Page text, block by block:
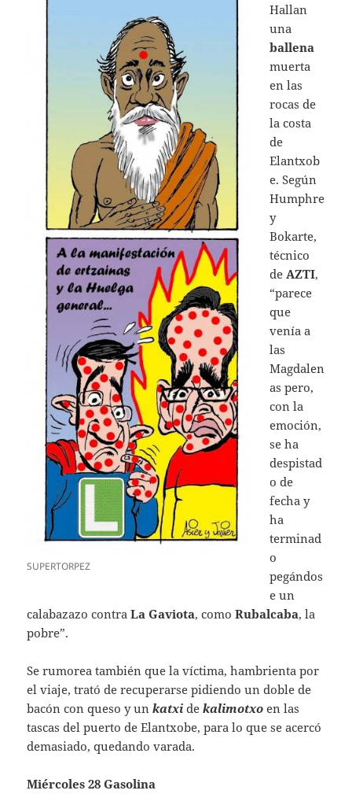
SUPERTORPEZ
Hallan
una
ballena
muerta
en las
rocas de
la costa
de
Elantxob
e. Según
Humphre
y
Bokarte,
técnico
de AZTI,
“parece
que
venía a
las
Magdalen
as pero,
con la
emoción,
se ha
despistad
o de
fecha y
ha
terminad
o
pegándos
e un
calabazazo contraLa Gaviota, comoRubalcaba, la
pobre”.
Se rumorea también que la víctima, hambrienta por
el viaje, trató de recuperarse pidiendo un doble de
bacón con queso y un katxi dekalimotxo en las
tascas del puerto de Elantxobe, para lo que se acercó
demasiado, quedando varada.
Miércoles 28 Gasolina